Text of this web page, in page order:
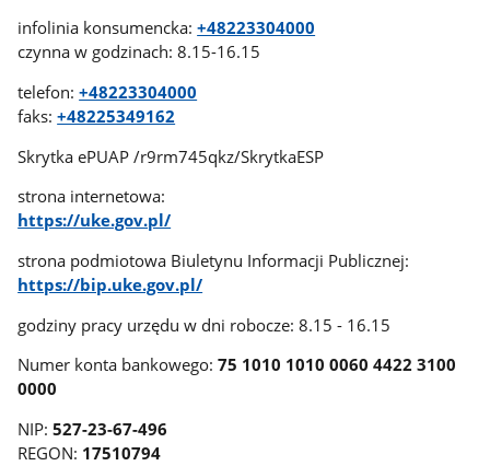
infolinia konsumencka:+48223304000
czynna w godzinach: 8.15-16.15
telefon:+48223304000
faks:+48225349162
Skrytka ePUAP /r9rm745qkz/SkrytkaESP
strona internetowa:
https://uke.gov.pl/
strona podmiotowa Biuletynu Informacji Publicznej:
https://bip.uke.gov.pl/
godziny pracy urzędu w dni robocze: 8.15 - 16.15
Numer konta bankowego:75 1010 1010 0060 4422 3100
0000
NIP:527-23-67-496
REGON: 17510794